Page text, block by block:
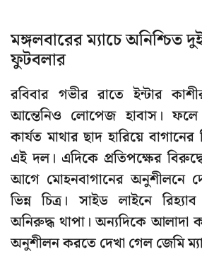
মঙ্গলবারের ম্যাচে অনিশ্চিত
ফুটবলার
রবিবার গভীর রাতে ইন্টার
আন্তেনিও লোপেজ হাবাস।
কার্যত মাথার ছাদ হারিয়ে
এই দল। এদিকে প্রতিপক্ষের
আগে মোহনবাগানের অনুশীলনে
ভিন্ন চিত্র। সাইড লাইনে
অনিরুদ্ধ থাপা। অন্যদিকে আলাদা
অনুশীলন করতে দেখা গেল জেমি